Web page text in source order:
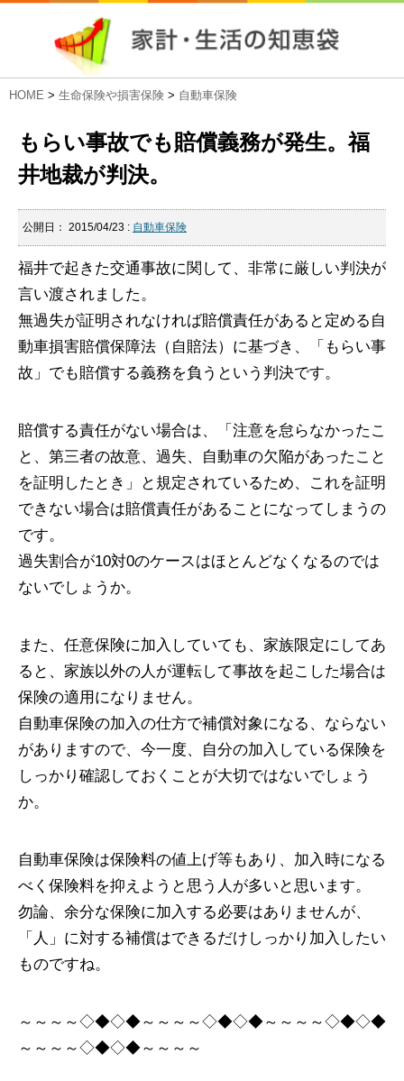
HOME > 生命保険や損害保険 > 自動車保険
もらい事故でも賠償義務が発生。福
井地裁が判決。
公開日： 2015/04/23 : 自動車保険
福井で起きた交通事故に関して、非常に厳しい判決が
言い渡されました。
無過失が証明されなければ賠償責任があると定める自
動車損害賠償保障法（自賠法）に基づき、「もらい事
故」でも賠償する義務を負うという判決です。
賠償する責任がない場合は、「注意を怠らなかったこ
と、第三者の故意、過失、自動車の欠陥があったこと
を証明したとき」と規定されているため、これを証明
できない場合は賠償責任があることになってしまうの
です。
過失割合が10対0のケースはほとんどなくなるのでは
ないでしょうか。
また、任意保険に加入していても、家族限定にしてあ
ると、家族以外の人が運転して事故を起こした場合は
保険の適用になりません。
自動車保険の加入の仕方で補償対象になる、ならない
がありますので、今一度、自分の加入している保険を
しっかり確認しておくことが大切ではないでしょう
か。
自動車保険は保険料の値上げ等もあり、加入時になる
べく保険料を抑えようと思う人が多いと思います。
勿論、余分な保険に加入する必要はありませんが、
「人」に対する補償はできるだけしっかり加入したい
ものですね。
～～～～◇◆◇◆～～～～◇◆◇◆～～～～◇◆◇◆
～～～～◇◆◇◆～～～～